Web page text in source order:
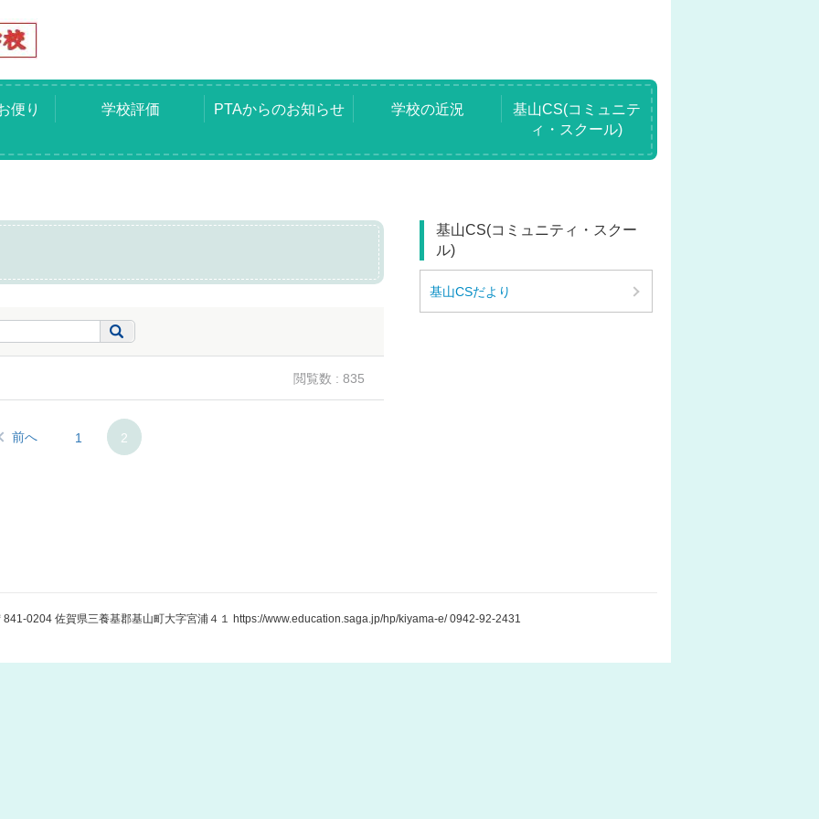
便り 学校評価 PTAからのお知らせ 学校の近況
基山CS(コミュニテ
ィ・スクール)
閲覧数 : 835
前へ 1 2
基山CS(コミュニティ・スクー
ル)
基山CSだより
841-0204 佐賀県三養基郡基山町大字宮浦４１ https://www.education.saga.jp/hp/kiyama-e/ 0942-92-2431